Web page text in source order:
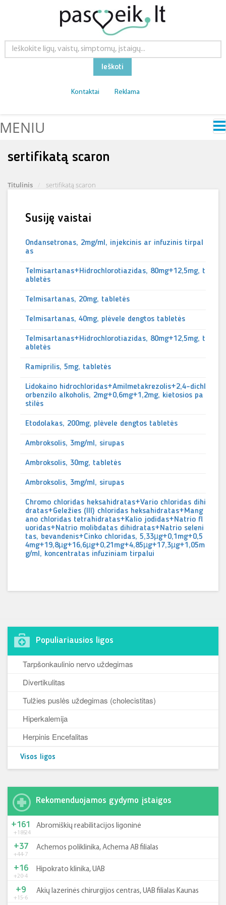
Ieškoti
Kontaktai Reklama
MENIU
sertifikatą scaron
Titulinis sertifikatą scaron
Susiję vaistai
Ondansetronas, 2mg/ml, injekcinis ar infuzinis tirpal
as
Telmisartanas+Hidrochlorotiazidas, 80mg+12,5mg, t
abletės
Telmisartanas, 20mg, tabletės
Telmisartanas, 40mg, plėvele dengtos tabletės
Telmisartanas+Hidrochlorotiazidas, 80mg+12,5mg, t
abletės
Ramiprilis, 5mg, tabletės
Lidokaino hidrochloridas+Amilmetakrezolis+2,4-dichl
orbenzilo alkoholis, 2mg+0,6mg+1,2mg, kietosios pa
stilės
Etodolakas, 200mg, plėvele dengtos tabletės
Ambroksolis, 3mg/ml, sirupas
Ambroksolis, 30mg, tabletės
Ambroksolis, 3mg/ml, sirupas
Chromo chloridas heksahidratas+Vario chloridas dihi
dratas+Geležies (III) chloridas heksahidratas+Mang
ano chloridas tetrahidratas+Kalio jodidas+Natrio fl
uoridas+Natrio molibdatas dihidratas+Natrio seleni
tas, bevandenis+Cinko chloridas, 5,33µg+0,1mg+0,5
4mg+19,8µg+16,6µg+0,21mg+4,85µg+17,3µg+1,05m
g/ml, koncentratas infuziniam tirpalui
Populiariausios ligos
Tarpšonkaulinio nervo uždegimas
Divertikulitas
Tulžies puslės uždegimas (cholecistitas)
Hiperkalemija
Herpinis Encefalitas
Visos ligos
Rekomenduojamos gydymo įstaigos
+185-24
+161 Abromiškių reabilitacijos ligoninė
+44-7
+37 Achemos poliklinika, Achema AB filialas
+20-4
+16 Hipokrato klinika, UAB
+15-6
+9 Akių lazerinės chirurgijos centras, UAB filialas Kaunas